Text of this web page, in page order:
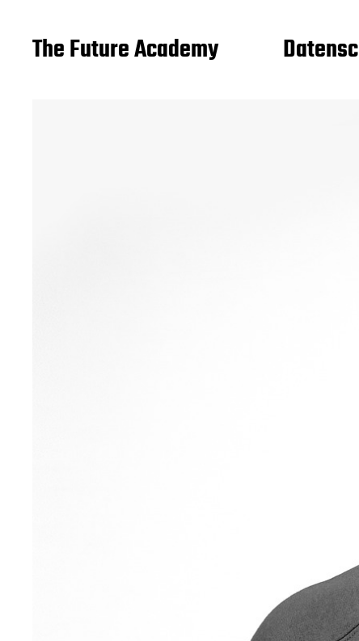
The Future Academy